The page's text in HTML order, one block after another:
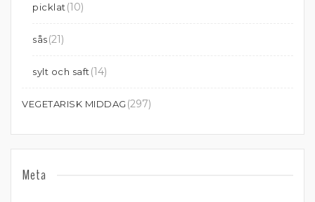
picklat (10)
sås(21)
sylt och saft (14)
VEGETARISK MIDDAG (297)
Meta